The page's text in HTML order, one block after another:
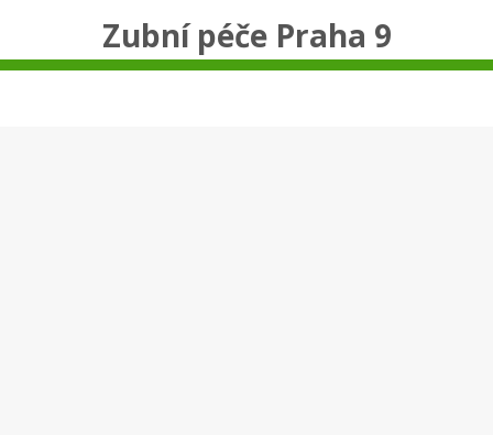
Zubní péče Praha 9